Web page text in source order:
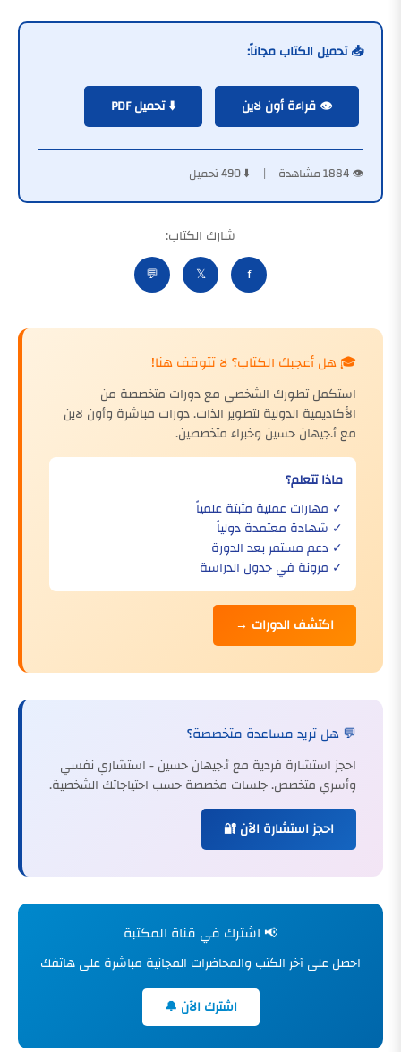
📥 تحميل الكتاب مجاناً:
👁️ قراءة أون لاين ⬇️ تحميل PDF
👁️ 1884 مشاهدة | ⬇️ 490 تحميل
شارك الكتاب:
f
𝕏
💬
🎓 هل أعجبك الكتاب؟ لا تتوقف هنا!
استكمل تطورك الشخصي مع دورات متخصصة من
الأكاديمية الدولية لتطوير الذات. دورات مباشرة وأون لاين
مع أ.جيهان حسين وخبراء متخصصين.
ماذا تتعلم؟
✓ مهارات عملية مثبتة علمياً
✓ شهادة معتمدة دولياً
✓ دعم مستمر بعد الدورة
✓ مرونة في جدول الدراسة
اكتشف الدورات →
💬 هل تريد مساعدة متخصصة؟
احجز استشارة فردية مع أ.جيهان حسين - استشاري نفسي
وأسري متخصص. جلسات مخصصة حسب احتياجاتك الشخصية.
احجز استشارة الآن 🔐
📢 اشترك في قناة المكتبة
احصل على آخر الكتب والمحاضرات المجانية مباشرة على هاتفك
اشترك الآن 🔔